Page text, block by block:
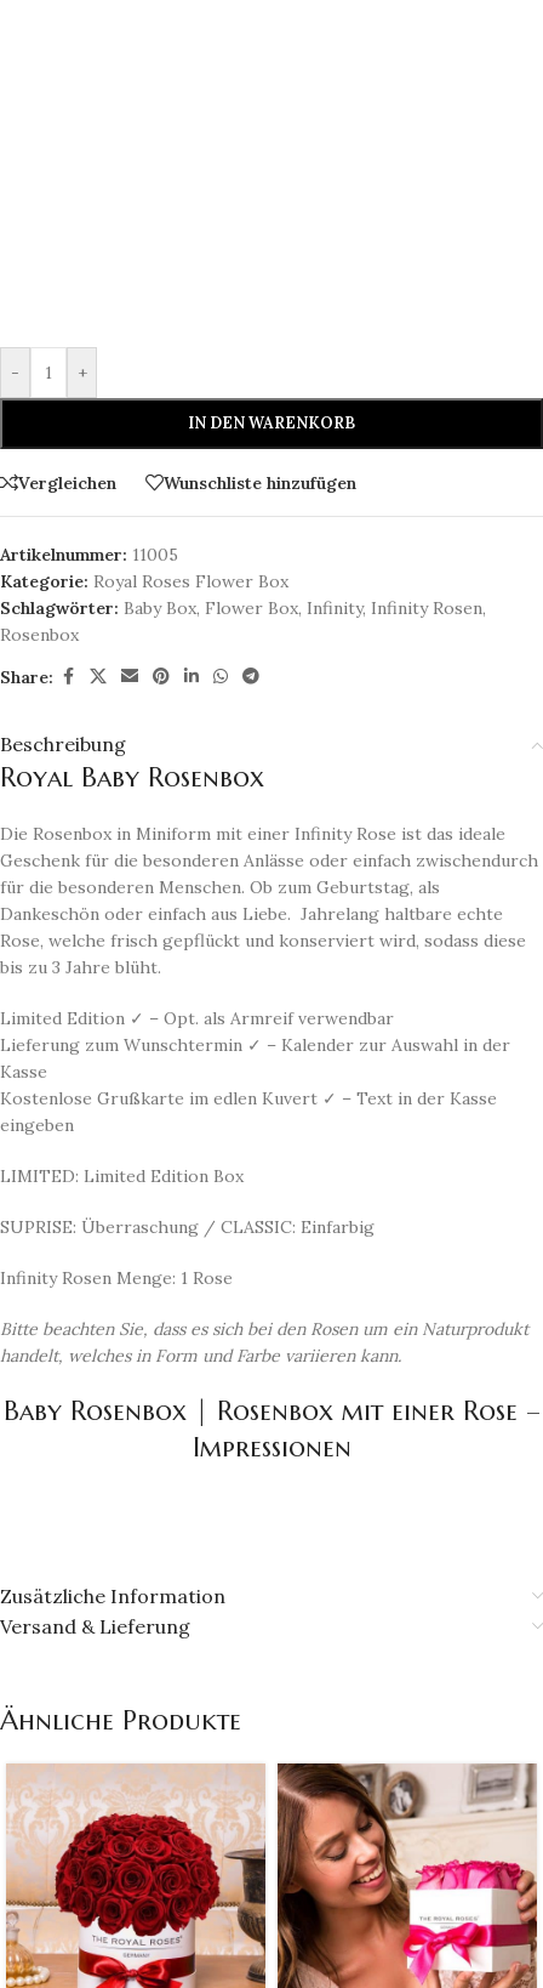
- +
IN DEN WARENKORB
Vergleichen Wunschliste hinzufügen
Artikelnummer: 11005
Kategorie: Royal Roses Flower Box
Schlagwörter: Baby Box, Flower Box, Infinity, Infinity Rosen,
Rosenbox
Share:
Beschreibung
Royal Baby Rosenbox
Die Rosenbox in Miniform mit einer Infinity Rose ist das ideale
Geschenk für die besonderen Anlässe oder einfach zwischendurch
für die besonderen Menschen. Ob zum Geburtstag, als
Dankeschön oder einfach aus Liebe. Jahrelang haltbare echte
Rose, welche frisch gepflückt und konserviert wird, sodass diese
bis zu 3 Jahre blüht.
Limited Edition ✓ – Opt. als Armreif verwendbar
Lieferung zum Wunschtermin ✓ – Kalender zur Auswahl in der
Kasse
Kostenlose Grußkarte im edlen Kuvert ✓ – Text in der Kasse
eingeben
LIMITED: Limited Edition Box
SUPRISE: Überraschung / CLASSIC: Einfarbig
Infinity Rosen Menge: 1 Rose
Bitte beachten Sie, dass es sich bei den Rosen um ein Naturprodukt
handelt, welches in Form und Farbe variieren kann.
Baby Rosenbox | Rosenbox mit einer Rose –
Impressionen
Zusätzliche Information
Versand & Lieferung
Ähnliche Produkte